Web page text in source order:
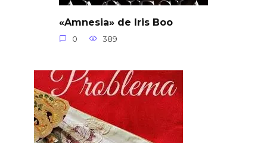
«Amnesia» de Iris Boo
0 389